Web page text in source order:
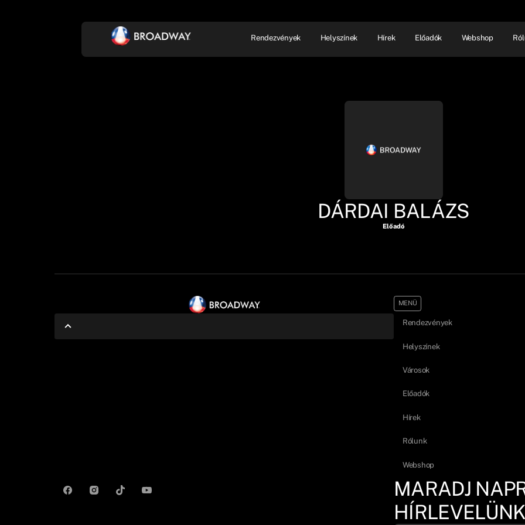
Rendezvények Helyszínek Hírek Előadók Webshop
DÁRDAI BALÁZS
Előadó
MENÜ
Rendezvények
Helyszínek
Városok
Előadók
Hírek
Rólunk
Webshop
MARADJ